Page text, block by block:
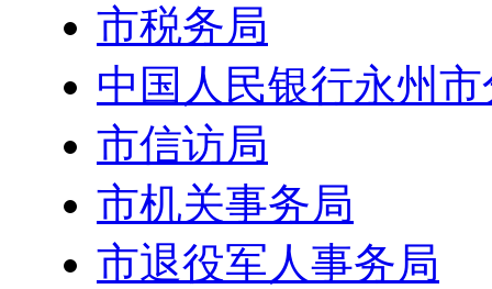
市税务局
中国人民银行永州
市信访局
市机关事务局
市退役军人事务局